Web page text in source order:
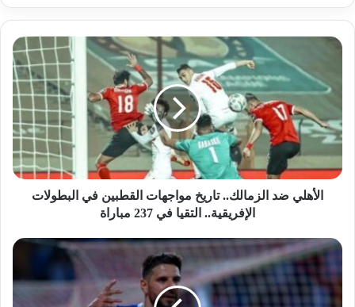
الأهلي ضد الزمالك.. تاريخ مواجهات القطبين في البطولات
الإفريقية.. التقيا في 237 مباراة